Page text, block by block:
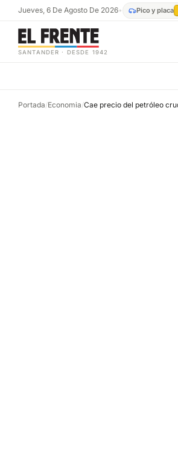
Jueves, 6 De Agosto De 2026• Pico y placa
SANTANDER · DESDE 1942
Portada/Economia/